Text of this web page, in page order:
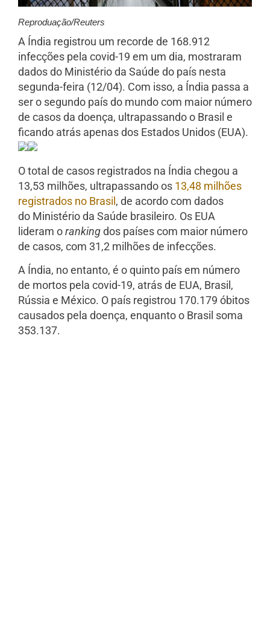
Reproduação/Reuters
A Índia registrou um recorde de 168.912
infecções pela covid-19 em um dia, mostraram
dados do Ministério da Saúde do país nesta
segunda-feira (12/04). Com isso, a Índia passa a
ser o segundo país do mundo com maior número
de casos da doença, ultrapassando o Brasil e
ficando atrás apenas dos Estados Unidos (EUA).
O total de casos registrados na Índia chegou a
13,53 milhões, ultrapassando os 13,48 milhões
registrados no Brasil , de acordo com dados
do Ministério da Saúde brasileiro. Os EUA
lideram orankingdos países com maior número
de casos, com 31,2 milhões de infecções.
A Índia, no entanto, é o quinto país em número
de mortos pela covid-19, atrás de EUA, Brasil,
Rússia e México. O país registrou 170.179 óbitos
causados pela doença, enquanto o Brasil soma
353.137.